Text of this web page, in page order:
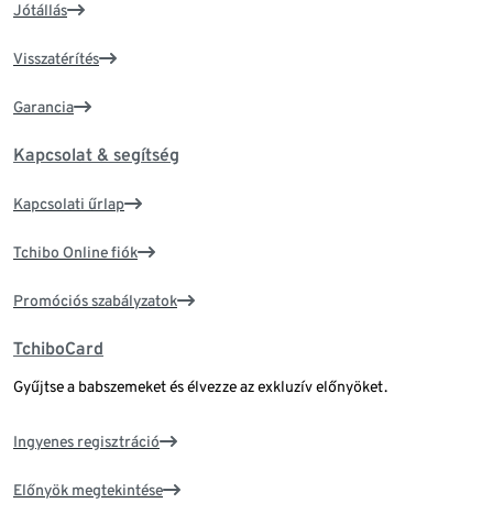
Jótállás
Visszatérítés
Garancia
Kapcsolat & segítség
Kapcsolati űrlap
Tchibo Online fiók
Promóciós szabályzatok
TchiboCard
Gyűjtse a babszemeket és élvezze az exkluzív előnyöket.
Ingyenes regisztráció
Előnyök megtekintése